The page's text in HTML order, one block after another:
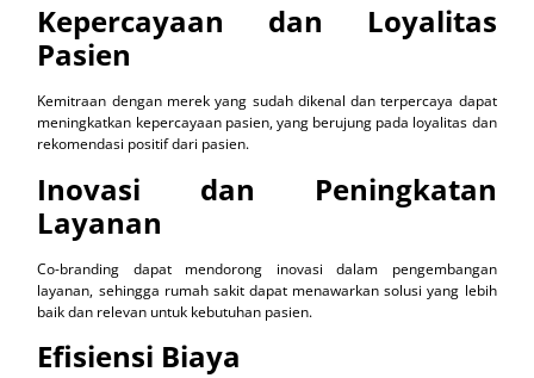
Kepercayaan dan Loyalitas
Pasien
Kemitraan dengan merek yang sudah dikenal dan terpercaya dapat
meningkatkan kepercayaan pasien, yang berujung pada loyalitas dan
rekomendasi positif dari pasien.
Inovasi dan Peningkatan
Layanan
Co-branding dapat mendorong inovasi dalam pengembangan
layanan, sehingga rumah sakit dapat menawarkan solusi yang lebih
baik dan relevan untuk kebutuhan pasien.
Efisiensi Biaya